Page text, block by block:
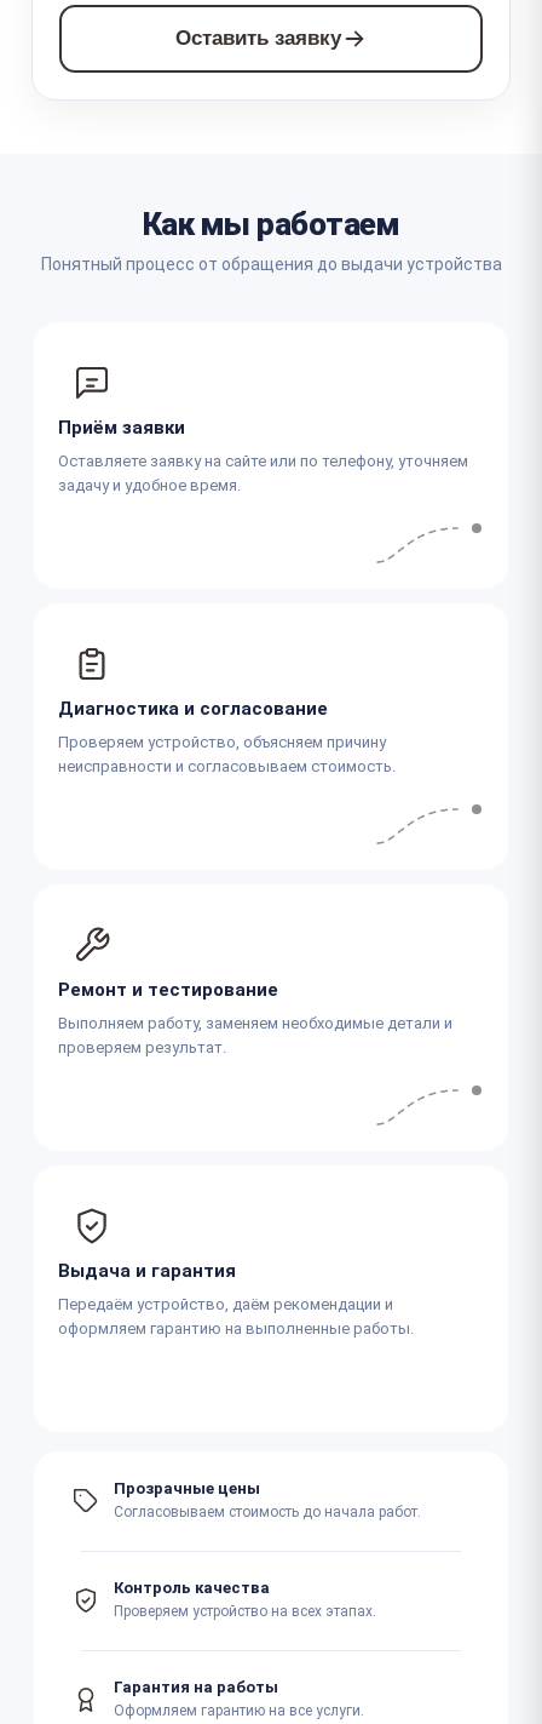
Оставить заявку
Как мы работаем
Понятный процесс от обращения до выдачи устройства
Приём заявки
Оставляете заявку на сайте или по телефону, уточняем
задачу и удобное время.
Диагностика и согласование
Проверяем устройство, объясняем причину
неисправности и согласовываем стоимость.
Ремонт и тестирование
Выполняем работу, заменяем необходимые детали и
проверяем результат.
Выдача и гарантия
Передаём устройство, даём рекомендации и
оформляем гарантию на выполненные работы.
Прозрачные цены
Согласовываем стоимость до начала работ.
Контроль качества
Проверяем устройство на всех этапах.
Гарантия на работы
Оформляем гарантию на все услуги.